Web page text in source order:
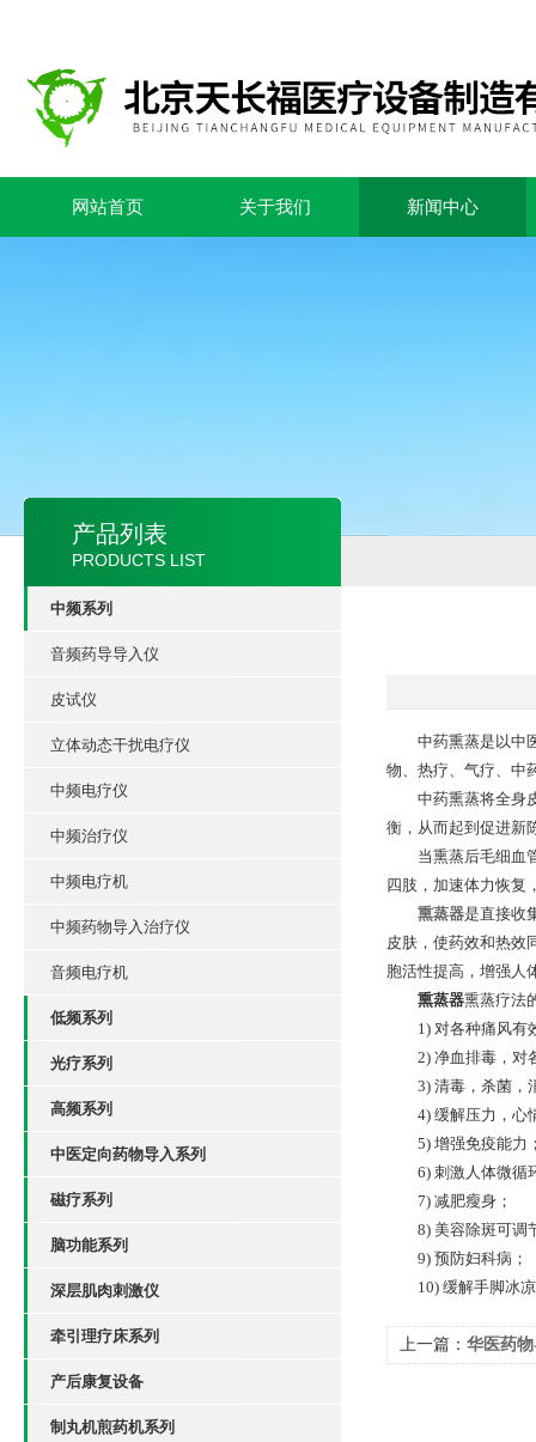
网站首页 关于我们 新闻中心
产品列表
PRODUCTS LIST
中频系列
音频药导导入仪
皮试仪
立体动态干扰电疗仪
中频电疗仪
中频治疗仪
中频电疗机
中频药物导入治疗仪
音频电疗机
低频系列
光疗系列
高频系列
中医定向药物导入系列
磁疗系列
脑功能系列
深层肌肉刺激仪
牵引理疗床系列
产后康复设备
制丸机煎药机系列
中药熏蒸是以中医
物、热疗、气疗、中
中药熏蒸将全身皮
衡，从而起到促进新
当熏蒸后毛细血管
四肢，加速体力恢复
熏蒸器是直接收
皮肤，使药效和热效
胞活性提高，增强人
熏蒸器熏蒸疗法
1) 对各种痛风有
2) 净血排毒，对
3) 清毒，杀菌，
4) 缓解压力，心
5) 增强免疫能力
6) 刺激人体微循
7) 减肥瘦身；
8) 美容除斑可调
9) 预防妇科病；
10) 缓解手脚冰凉
上一篇： 华医药